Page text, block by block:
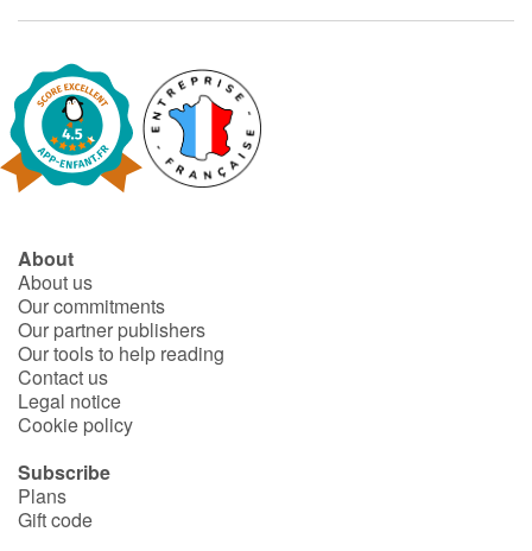
About
About us
Our commitments
Our partner publishers
Our tools to help reading
Contact us
Legal notice
Cookie policy
Subscribe
Plans
Gift code